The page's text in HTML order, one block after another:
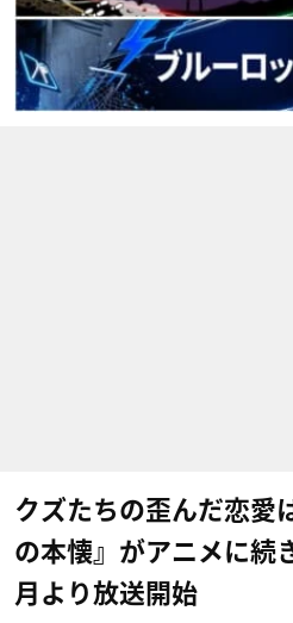
クズたちの歪んだ恋愛
の本懐』がアニメに続
月より放送開始